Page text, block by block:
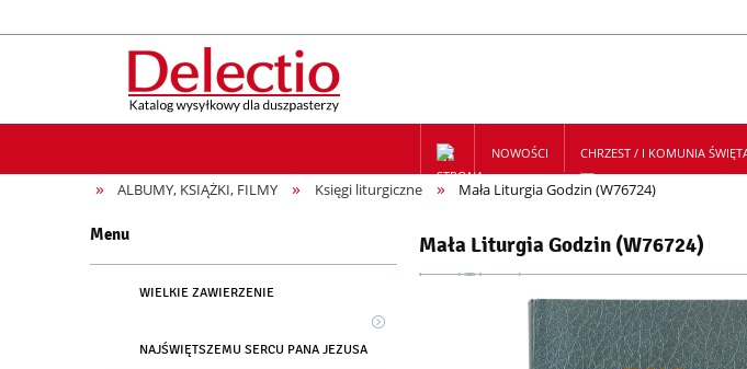
NOWOŚCI CHRZEST / I KOMUNIA
ZAPIS NA NEWSLETTER
» ALBUMY, KSIĄŻKI, FILMY » Księgi liturgiczne » Mała Liturgia Godzin (W76724)
Menu
WIELKIE ZAWIERZENIE
NAJŚWIĘTSZEMU SERCU PANA JEZUSA
Mała Liturgia Godzin (W76724)